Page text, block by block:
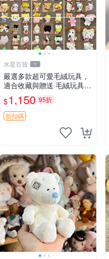
水星百貨 1
嚴選多款超可愛毛絨玩具，
適合收藏與贈送 毛絨玩具、
抱枕、公仔
$1,150 95折
折扣碼